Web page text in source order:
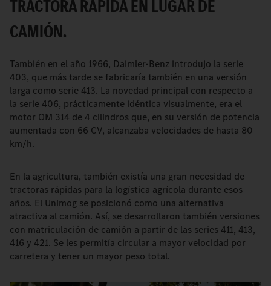
TRACTORA RÁPIDA EN LUGAR DE
CAMIÓN.
También en el año 1966, Daimler-Benz introdujo la serie
403, que más tarde se fabricaría también en una versión
larga como serie 413. La novedad principal con respecto a
la serie 406, prácticamente idéntica visualmente, era el
motor OM 314 de 4 cilindros que, en su versión de potencia
aumentada con 66 CV, alcanzaba velocidades de hasta 80
km/h.
En la agricultura, también existía una gran necesidad de
tractoras rápidas para la logística agrícola durante esos
años. El Unimog se posicionó como una alternativa
atractiva al camión. Así, se desarrollaron también versiones
con matriculación de camión a partir de las series 411, 413,
416 y 421. Se les permitía circular a mayor velocidad por
carretera y tener un mayor peso total.